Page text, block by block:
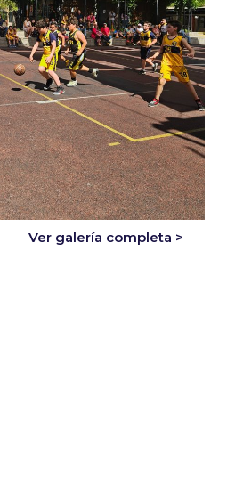
Ver galería completa >